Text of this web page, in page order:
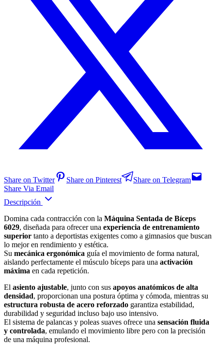
Share on Twitter Share on Pinterest
Share on Telegram
Share Via Email
Descripción
Domina cada contracción con la Máquina Sentada de Bíceps
6029, diseñada para ofrecer una experiencia de entrenamiento
superior tanto a deportistas exigentes como a gimnasios que buscan
lo mejor en rendimiento y estética.
Su mecánica ergonómica guía el movimiento de forma natural,
aislando perfectamente el músculo bíceps para una activación
máxima en cada repetición.
El asiento ajustable, junto con sus apoyos anatómicos de alta
densidad, proporcionan una postura óptima y cómoda, mientras su
estructura robusta de acero reforzado garantiza estabilidad,
durabilidad y seguridad incluso bajo uso intensivo.
El sistema de palancas y poleas suaves ofrece una sensación fluida
y controlada, emulando el movimiento libre pero con la precisión
de una máquina profesional.